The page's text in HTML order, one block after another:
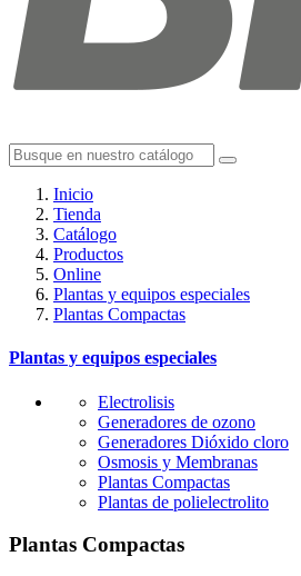
Inicio
Tienda
Catálogo
Productos
Online
Plantas y equipos especiales
Plantas Compactas
Plantas y equipos especiales
Electrolisis
Generadores de ozono
Generadores Dióxido cloro
Osmosis y Membranas
Plantas Compactas
Plantas de polielectrolito
Plantas Compactas